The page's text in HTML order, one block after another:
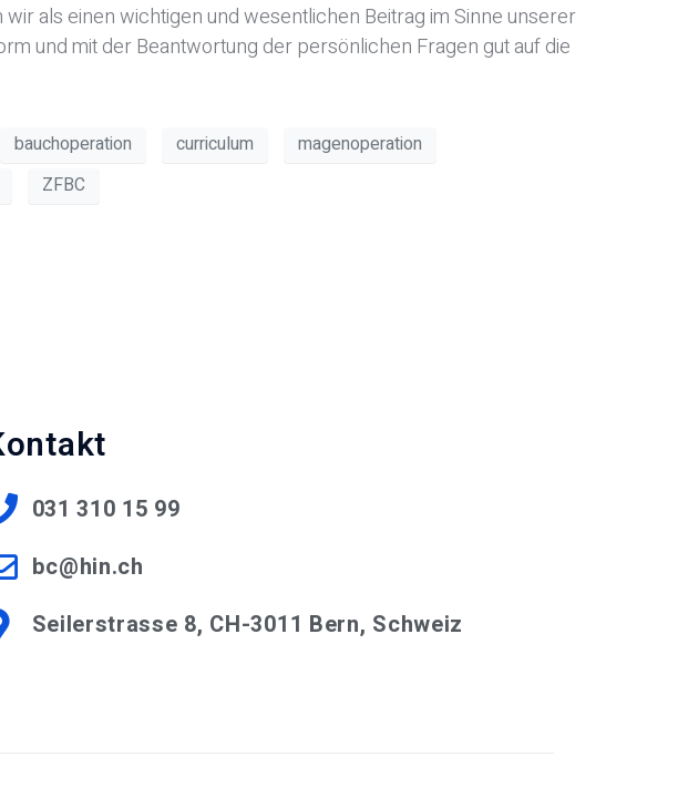
als einen wichtigen und wesentlichen Beitrag im Sinne unserer
und mit der Beantwortung der persönlichen Fragen gut auf die
bauchoperation curriculum
magenoperation
ZFBC
031 310 15 99
bc@hin.ch
Seilerstrasse 8, CH-3011 Bern, Schweiz